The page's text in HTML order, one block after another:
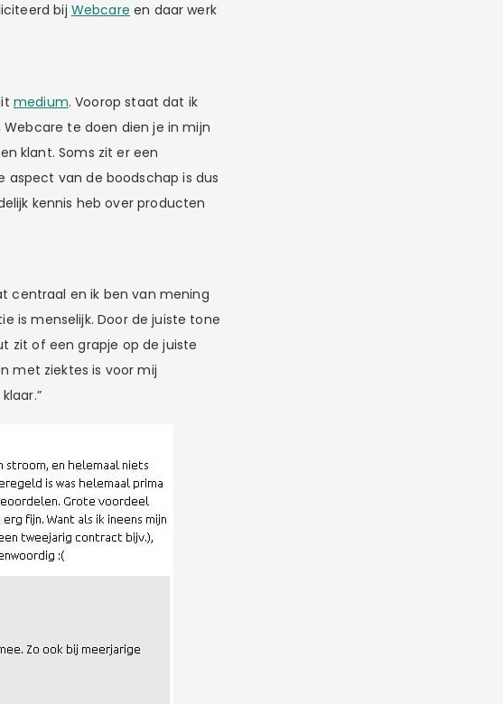
bij Webcare en daar werk
medium. Voorop staat dat ik
te doen dien je in mijn
klant. Soms zit er een
aspect van de boodschap is dus
kennis heb over producten
centraal en ik ben van mening
is menselijk. Door de juiste tone
zit of een grapje op de juiste
met ziektes is voor mij